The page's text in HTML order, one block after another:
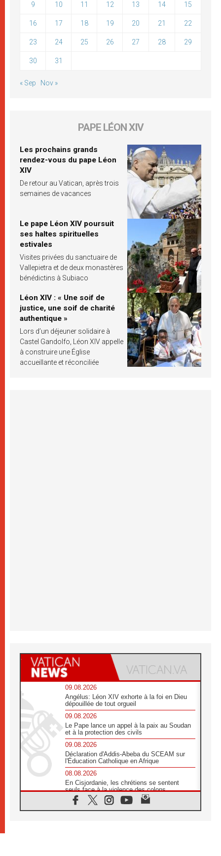
9 10 11 12 13 14 15
16 17 18 19 20 21 22
23 24 25 26 27 28 29
30 31
« Sep Nov »
PAPE LÉON XIV
Les prochains grands
rendez-vous du pape Léon
XIV
De retour au Vatican, après trois
semaines de vacances
Le pape Léon XIV poursuit
ses haltes spirituelles
estivales
Visites privées du sanctuaire de
Vallepietra et de deux monastères
bénédictins à Subiaco
Léon XIV : « Une soif de
justice, une soif de charité
authentique »
Lors d’un déjeuner solidaire à
Castel Gandolfo, Léon XIV appelle
à construire une Église
accueillante et réconciliée
09.08.2026
Angélus: Léon XIV exhorte à la foi en Dieu
dépouillée de tout orgueil
09.08.2026
Le Pape lance un appel à la paix au Soudan
et à la protection des civils
09.08.2026
Déclaration d'Addis-Abeba du SCEAM sur
l'Éducation Catholique en Afrique
08.08.2026
En Cisjordanie, les chrétiens se sentent
seuls face à la violence des colons
08.08.2026
Léon XIV au sanctuaire de Notre Dame du